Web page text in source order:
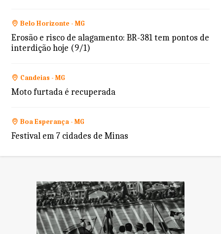
Belo Horizonte - MG
Erosão e risco de alagamento: BR-381 tem pontos de
interdição hoje (9/1)
Candeias - MG
Moto furtada é recuperada
Boa Esperança - MG
Festival em 7 cidades de Minas